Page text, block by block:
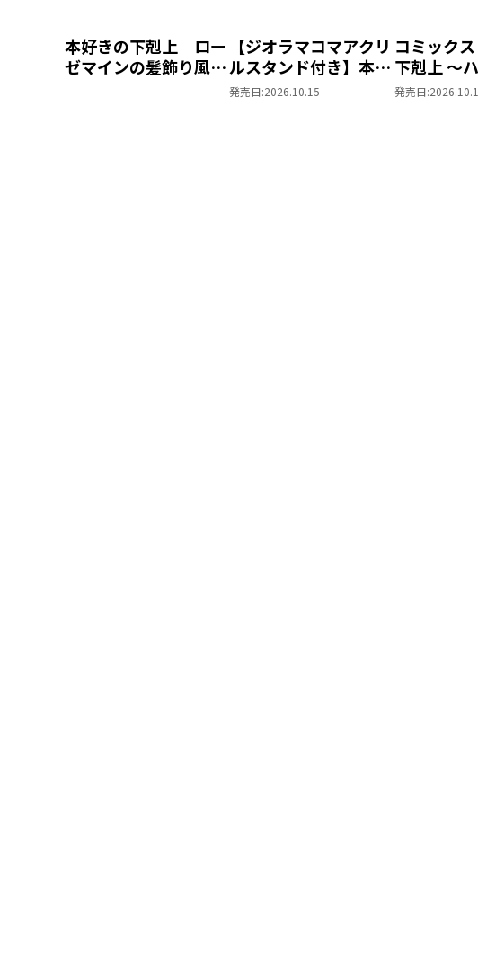
本好きの下剋上 ロー
ゼマインの髪飾り風ブ
【ジオラマコマアクリ
ルスタンド付き】本好
きの下剋上 ～ハンネ
発売日:2026.10.15
コミック
下剋上 ～
レの貴族院
発売日: